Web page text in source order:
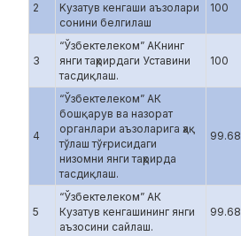
2
Kузатув кенгаши аъзолари
сонини белгилаш
100
3
“Ўзбектелеком” АКнинг
янги таҳрирдаги Уставини
тасдиқлаш.
100
4
“Ўзбектелеком” АК
бошқарув ва назорат
органлари аъзоларига ҳақ
тўлаш тўғрисидаги
низомни янги таҳрирда
тасдиқлаш.
99.68
5
“Ўзбектелеком” АК
Кузатув кенгашининг янги
аъзосини сайлаш.
99.68